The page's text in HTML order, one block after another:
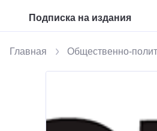
Подписка на издания
Главная Общественно-